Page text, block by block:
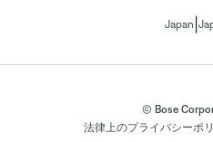
Japan
© Bose
法律上のプライバシーポ